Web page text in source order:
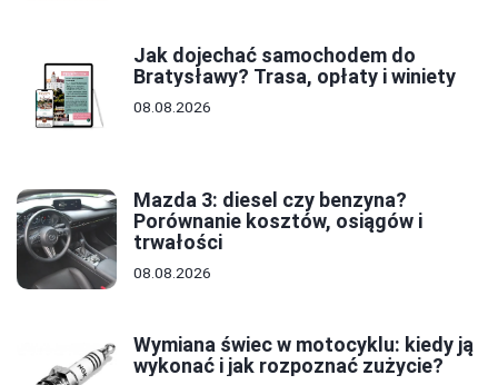
Jak dojechać samochodem do
Bratysławy? Trasa, opłaty i winiety
08.08.2026
Mazda 3: diesel czy benzyna?
Porównanie kosztów, osiągów i
trwałości
08.08.2026
Wymiana świec w motocyklu: kiedy ją
wykonać i jak rozpoznać zużycie?